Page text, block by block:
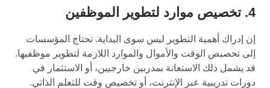
4. تخصيص موارد لتطوير الموظفين
إن إدراك أهمية التطوير ليس سوى البداية. تحتاج المؤسسات
إلى تخصيص الوقت والأموال والموارد اللازمة لتطوير موظفيها.
قد يشمل ذلك الاستعانة بمدربين خارجيين، أو الاستثمار في
دورات تدريبية عبر الإنترنت، أو تخصيص وقت للتعلم الذاتي.